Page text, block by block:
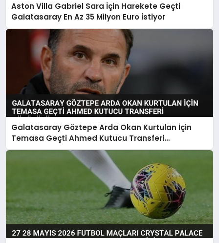
Aston Villa Gabriel Sara İçin Harekete Geçti
Galatasaray En Az 35 Milyon Euro İstiyor
Galatasaray Göztepe Arda Okan Kurtulan İçin
Temasa Geçti Ahmed Kutucu Transferi
Görüşülüyor